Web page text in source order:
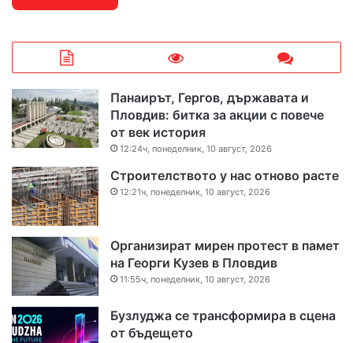
Панаирът, Гергов, държавата и
Пловдив: битка за акции с повече
от век история
12:24ч, понеделник, 10 август, 2026
Строителството у нас отново расте
12:21ч, понеделник, 10 август, 2026
Организират мирен протест в памет
на Георги Кузев в Пловдив
11:55ч, понеделник, 10 август, 2026
Бузлуджа се трансформира в сцена
от бъдещето